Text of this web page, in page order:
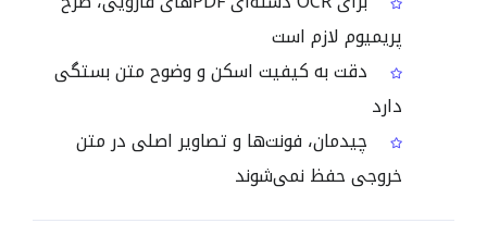
پریمیوم لازم است
دقت به کیفیت اسکن و وضوح متن بستگی
دارد
چیدمان، فونت‌ها و تصاویر اصلی در متن
خروجی حفظ نمی‌شوند